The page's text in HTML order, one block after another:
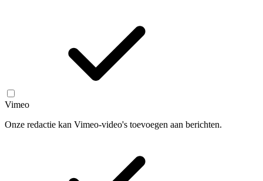
Vimeo
Onze redactie kan Vimeo-video's toevoegen aan berichten.